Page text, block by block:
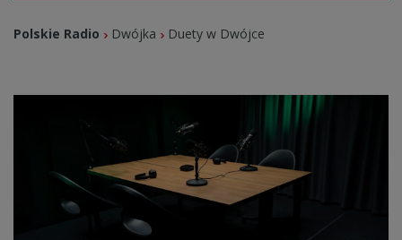
Polskie Radio Dwójka Duety w Dwójce